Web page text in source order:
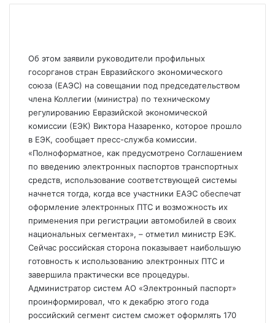
Об этом заявили руководители профильных
госорганов стран Евразийского экономического
союза (ЕАЭС) на совещании под председательством
члена Коллегии (министра) по техническому
регулированию Евразийской экономической
комиссии (ЕЭК) Виктора Назаренко, которое прошло
в ЕЭК, сообщает пресс-служба комиссии.
«Полноформатное, как предусмотрено Соглашением
по введению электронных паспортов транспортных
средств, использование соответствующей системы
начнется тогда, когда все участники ЕАЭС обеспечат
оформление электронных ПТС и возможность их
применения при регистрации автомобилей в своих
национальных сегментах», – отметил министр ЕЭК.
Сейчас российская сторона показывает наибольшую
готовность к использованию электронных ПТС и
завершила практически все процедуры.
Администратор систем АО «Электронный паспорт»
проинформировал, что к декабрю этого года
российский сегмент систем сможет оформлять 170